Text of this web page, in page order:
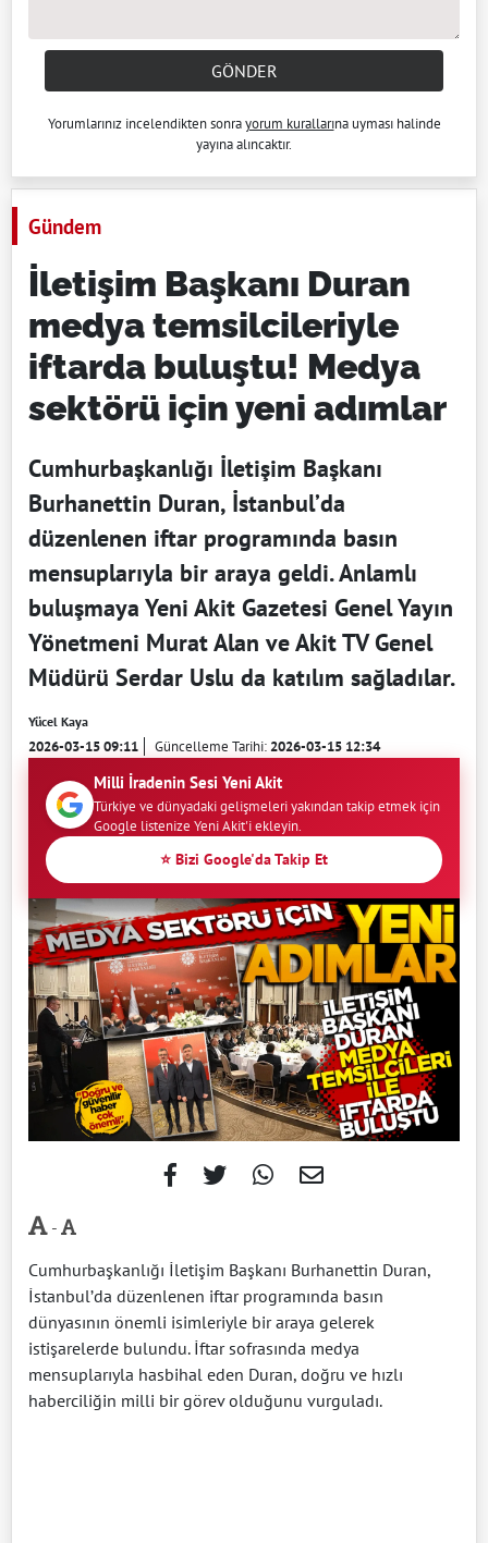
GÖNDER
Yorumlarınız incelendikten sonrayorum kurallarına uyması halinde
yayına alıncaktır.
Gündem
İletişim Başkanı Duran
medya temsilcileriyle
iftarda buluştu! Medya
sektörü için yeni adımlar
Cumhurbaşkanlığı İletişim Başkanı
Burhanettin Duran, İstanbul’da
düzenlenen iftar programında basın
mensuplarıyla bir araya geldi. Anlamlı
buluşmaya Yeni Akit Gazetesi Genel Yayın
Yönetmeni Murat Alan ve Akit TV Genel
Müdürü Serdar Uslu da katılım sağladılar.
Yücel Kaya
2026-03-15 09:11 Güncelleme Tarihi:2026-03-15 12:34
Milli İradenin Sesi Yeni Akit
Türkiye ve dünyadaki gelişmeleri yakından takip etmek için
Google listenize Yeni Akit'i ekleyin.
⭐ Bizi Google'da Takip Et
-
Cumhurbaşkanlığı İletişim Başkanı Burhanettin Duran,
İstanbul’da düzenlenen iftar programında basın
dünyasının önemli isimleriyle bir araya gelerek
istişarelerde bulundu. İftar sofrasında medya
mensuplarıyla hasbihal eden Duran, doğru ve hızlı
haberciliğin milli bir görev olduğunu vurguladı.